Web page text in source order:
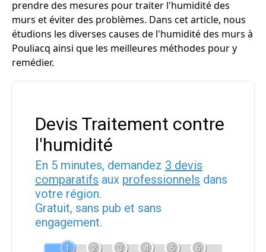
prendre des mesures pour traiter l'humidité des
murs et éviter des problèmes. Dans cet article, nous
étudions les diverses causes de l'humidité des murs à
Pouliacq ainsi que les meilleures méthodes pour y
remédier.
Devis Traitement contre
l'humidité
En 5 minutes, demandez 3 devis
comparatifs aux professionnels dans
votre région.
Gratuit, sans pub et sans
engagement.
1 2 3 4 5 6